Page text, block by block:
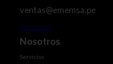
ventas@ememsa.pe
952252097
Nosotros
Servicios